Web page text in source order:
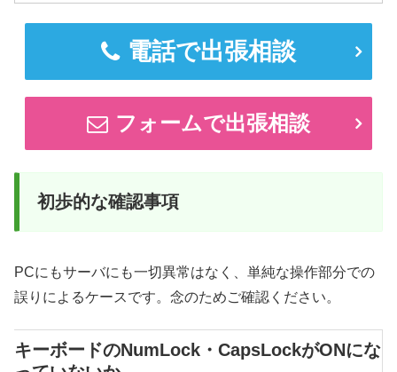
電話で出張相談
フォームで出張相談
初歩的な確認事項
PCにもサーバにも一切異常はなく、単純な操作部分での
誤りによるケースです。念のためご確認ください。
キーボードのNumLock・CapsLockがONにな